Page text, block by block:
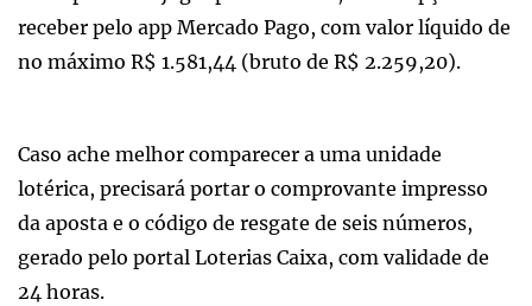
receber pelo app Mercado Pago, com valor líquido de
no máximo R$ 1.581,44 (bruto de R$ 2.259,20).
Caso ache melhor comparecer a uma unidade
lotérica, precisará portar o comprovante impresso
da aposta e o código de resgate de seis números,
gerado pelo portal Loterias Caixa, com validade de
24 horas.